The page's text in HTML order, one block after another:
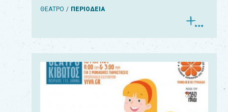
ΘΕΑΤΡΟ ΠΕΡΙΟΔΕΙΑ